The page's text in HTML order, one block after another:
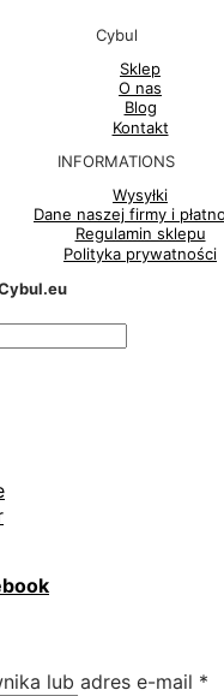
Cybul
Sklep
O nas
Blog
Kontakt
INFORMATIONS
Wysyłki
Dane naszej firmy i
Regulamin sklepu
Polityka prywatności
lub adres e-mail *